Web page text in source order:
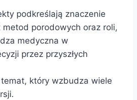
podkreślają znaczenie
porodowych oraz roli,
medyczna w
przez przyszłych
który wzbudza wiele